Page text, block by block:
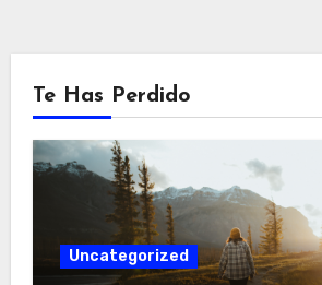
Te Has Perdido
Uncategorized